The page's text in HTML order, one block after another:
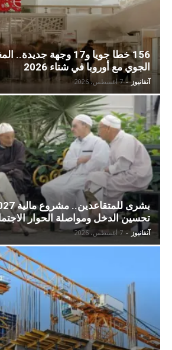
156 خطا جويا و17 وجهة
الجوي مع أوروبا في شتاء 2026
آنفانيوز - 7 أغسطس، 2026
تحسين الدخل ومواصلة الحوار
آنفانيوز - 7 أغسطس، 2026